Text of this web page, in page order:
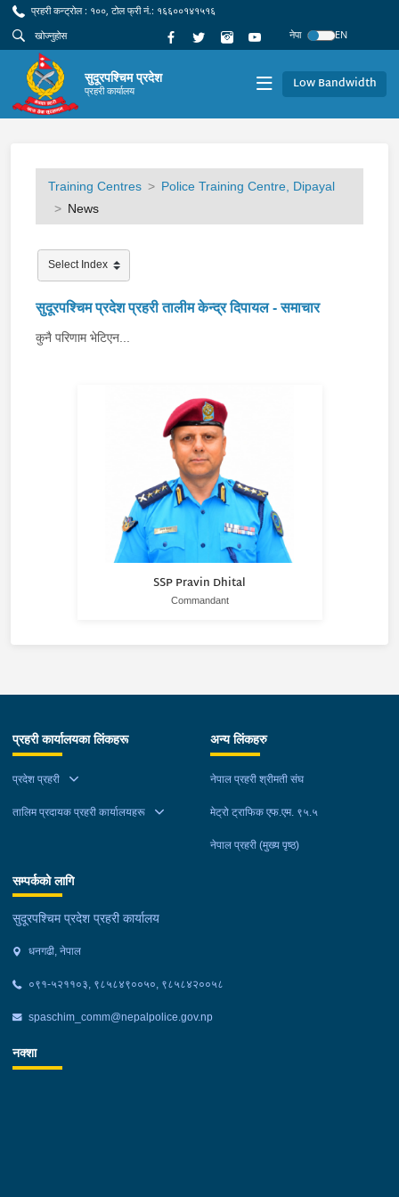
प्रहरी कन्ट्रोल : १००, टोल फ्री नं.: १६६००१४१५१६
नेपा
EN
सुदूरपश्चिम प्रदेश
प्रहरी कार्यालय Low Bandwidth
Training Centres
Police Training Centre, Dipayal
News
सुदूरपश्चिम प्रदेश प्रहरी तालीम केन्द्र दिपायल - समाचार
कुनै परिणाम भेटिएन...
SSP Pravin Dhital
Commandant
प्रहरी कार्यालयका लिंकहरू
प्रदेश प्रहरी
तालिम प्रदायक प्रहरी कार्यालयहरू
अन्य लिंकहरु
नेपाल प्रहरी श्रीमती संघ
मेट्रो ट्राफिक एफ.एम. ९५.५
नेपाल प्रहरी (मुख्य पृष्ठ)
सम्पर्कको लागि
सुदूरपश्चिम प्रदेश प्रहरी कार्यालय
धनगढी, नेपाल
०९१-५२११०३, ९८५८४९००५०, ९८५८४२००५८
spaschim_comm@nepalpolice.gov.np
नक्शा